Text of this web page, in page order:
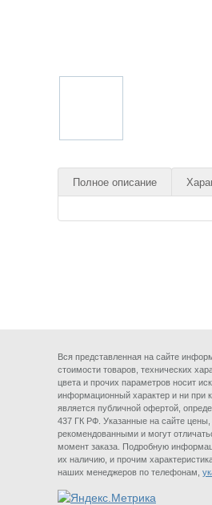
Полное описание
Вся представленная на сайте
стоимости товаров, технических
цвета и прочих параметров носит
информационный характер и ни при
является публичной офертой,
437 ГК РФ. Указанные на сайте
рекомендованными и могут
момент заказа. Подробную
их наличию, и прочим
наших менеджеров по телефонам,